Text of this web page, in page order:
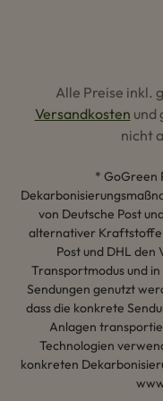
Alle Preise inkl.
Versandkosten und
nicht
* GoGreen
von Deutsche Post
alternativer Kraftstoffe
Post und DHL
Transportmodus und
Sendungen genutzt
dass die konkrete
Anlagen
Technologien
konkreten